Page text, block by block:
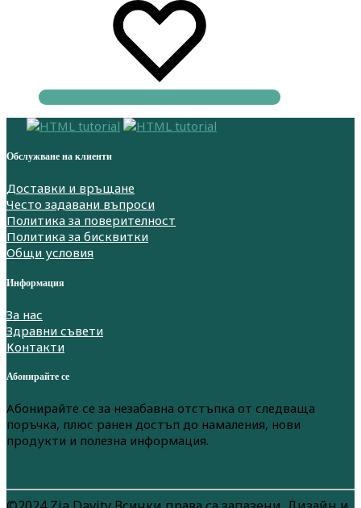
Обслужване на клиенти
Доставки и връщане
Често задавани въпроси
Политика за поверителност
Политика за бисквитки
Общи условия
Информация
За нас
Здравни съвети
Контакти
Абонирайте се
Абонирайте се за незабавна отстъпка от следваща
поръчка, плюс ранен достъп до намаления, нови
продукти и полезна информация.